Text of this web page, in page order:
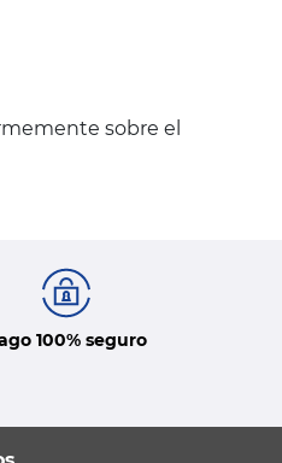
sobre el
100% seguro